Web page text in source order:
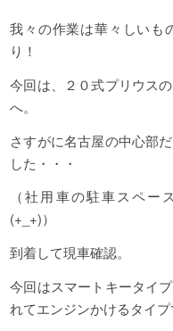
我々の作業は華々しいも
り！
今回は、２０式プリウス
へ。
さすがに名古屋の中心部
した・・・
（社用車の駐車スペ
(+_+)）
到着して現車確認。
今回はスマートキータイ
れてエンジンかけるタイプ